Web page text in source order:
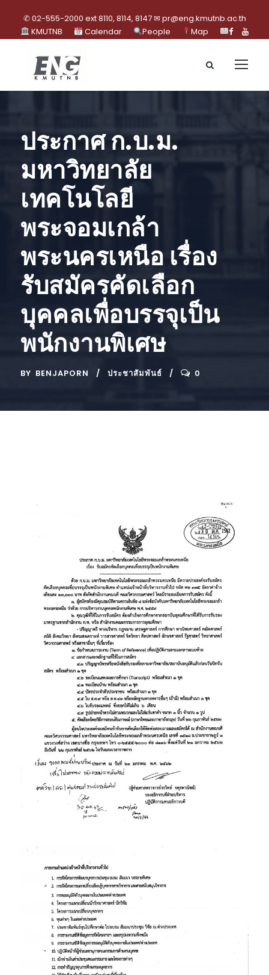
✆ 02-555-2000 ext 8110, 8114, 8147 ✉ pr@eng.kmutnb.ac.th
KMUTNB
Calendar People Map
ประกาศ ก.บ.ม.
มหาวิทยาลัย
เทคโนโลยี
พระจอมเกล้า
พระนครเหนือ เรื่อง
รับสมัครคัดเลือก
บุคคลเพื่อบรรจุเป็น
พนักงานพิเศษ
BY BENJAPORN ประชาสัมพันธ์ 0